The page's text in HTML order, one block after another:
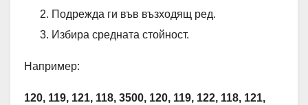
Подрежда ги във възходящ ред.
Избира средната стойност.
Например:
120, 119, 121, 118, 3500, 120, 119, 122, 118, 121,